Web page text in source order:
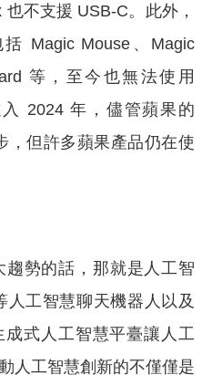
不支援 USB-C。此外，
Magic Mouse、Magic
等，至今也無法使用
2024 年，儘管蘋果的
，但許多蘋果產品仍在使
勢的話，那就是人工智
人工智慧聊天機器人以及
成式人工智慧平臺讓人工
人工智慧創新的不僅僅是